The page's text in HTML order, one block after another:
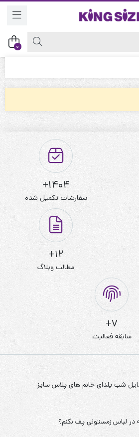
0
1404+
سفارشات تکمیل شده
12+
مطالب وبلاگ
7+
سابقه فعالیت